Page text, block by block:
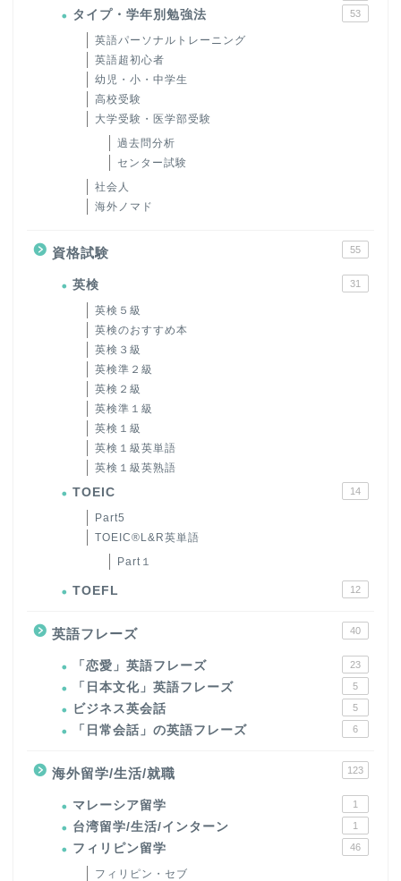
タイプ・学年別勉強法 53
英語パーソナルトレーニング
英語超初心者
幼児・小・中学生
高校受験
大学受験・医学部受験
過去問分析
センター試験
社会人
海外ノマド
資格試験 55
英検 31
英検５級
英検のおすすめ本
英検３級
英検準２級
英検２級
英検準１級
英検１級
英検１級英単語
英検１級英熟語
TOEIC 14
Part5
TOEIC®L&R英単語
Part１
TOEFL 12
英語フレーズ 40
「恋愛」英語フレーズ 23
「日本文化」英語フレーズ 5
ビジネス英会話 5
「日常会話」の英語フレーズ 6
海外留学/生活/就職 123
マレーシア留学 1
台湾留学/生活/インターン 1
フィリピン留学 46
フィリピン・セブ